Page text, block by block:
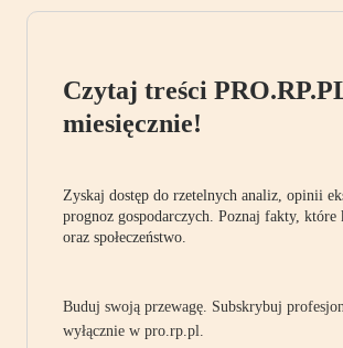
Czytaj treści
miesięcznie!
Zyskaj dostęp do rzetelnych analiz, opinii
prognoz gospodarczych. Poznaj fakty, które
oraz społeczeństwo.
Buduj swoją przewagę. Subskrybuj
wyłącznie w pro.rp.pl.